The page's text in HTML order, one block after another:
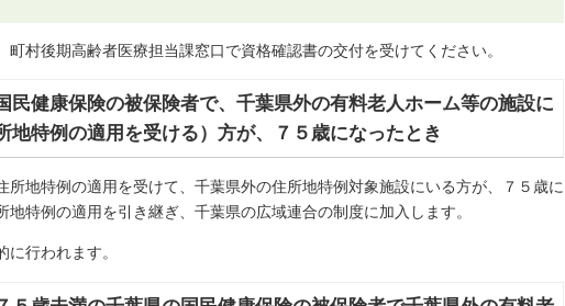
町村後期高齢者医療担当課窓口で資格確認書の交付を受けてください。
民健康保険の被保険者で、千葉県外の有料老人ホーム等の施設に
地特例の適用を受ける）方が、７５歳になったとき
所地特例の適用を受けて、千葉県外の住所地特例対象施設にいる方が、７５歳に
地特例の適用を引き継ぎ、千葉県の広域連合の制度に加入します。
行われます。